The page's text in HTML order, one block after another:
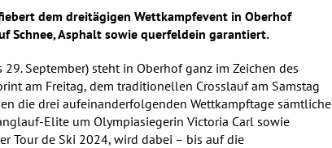
dem dreitägigen Wettkampfevent in Oberhof
Schnee, Asphalt sowie querfeldein garantiert.
September) steht in Oberhof ganz im Zeichen des
am Freitag, dem traditionellen Crosslauf am Samstag
die drei aufeinanderfolgenden Wettkampftage sämtliche
Elite um Olympiasiegerin Victoria Carl sowie
Tour de Ski 2024, wird dabei – bis auf die